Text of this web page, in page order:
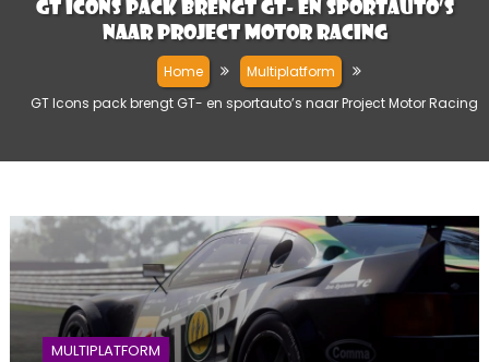
GT Icons pack brengt GT- en sportauto’s
naar Project Motor Racing
Home
Multiplatform
GT Icons pack brengt GT- en sportauto’s naar Project Motor Racing
MULTIPLATFORM